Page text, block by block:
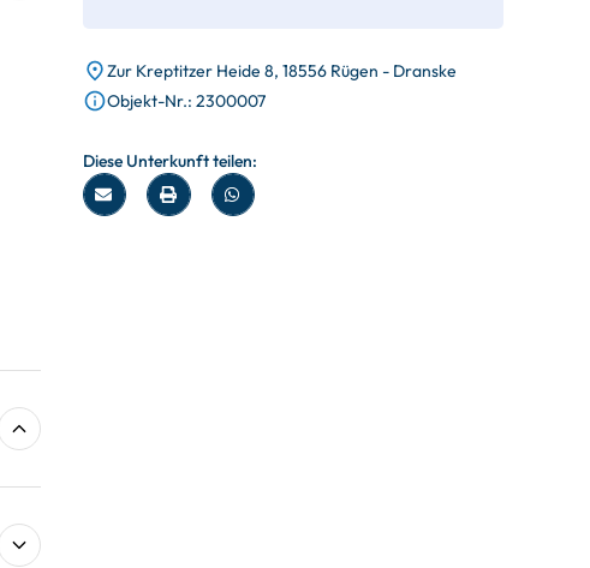
Zur Kreptitzer Heide 8, 18556 Rügen - Dranske
Objekt-Nr.: 2300007
Diese Unterkunft teilen: